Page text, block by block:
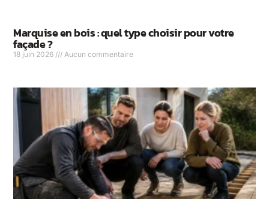
Marquise en bois : quel type choisir pour votre
façade ?
18 juin 2026 Aucun commentaire